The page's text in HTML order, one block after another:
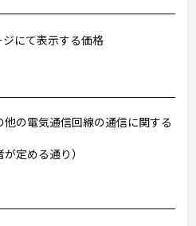
にて表示する価格
の電気通信回線の通信に関する
定める通り）